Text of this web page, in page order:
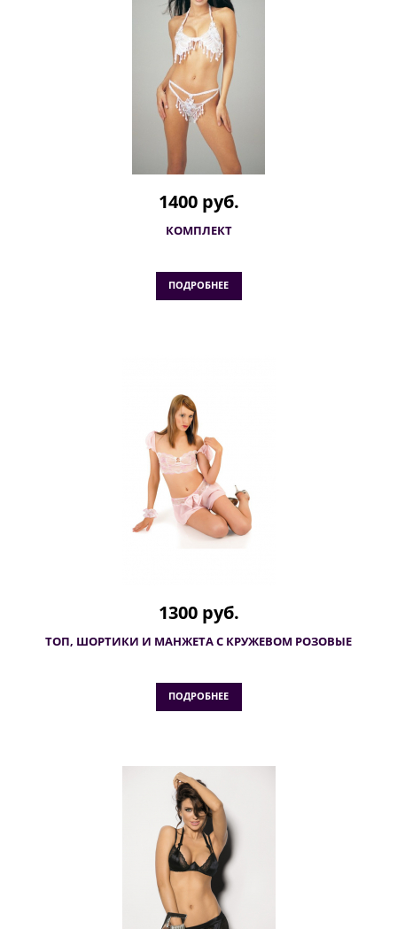
1400 руб.
КОМПЛЕКТ
ПОДРОБНЕЕ
1300 руб.
ТОП, ШОРТИКИ И МАНЖЕТА С КРУЖЕВОМ РОЗОВЫЕ
ПОДРОБНЕЕ